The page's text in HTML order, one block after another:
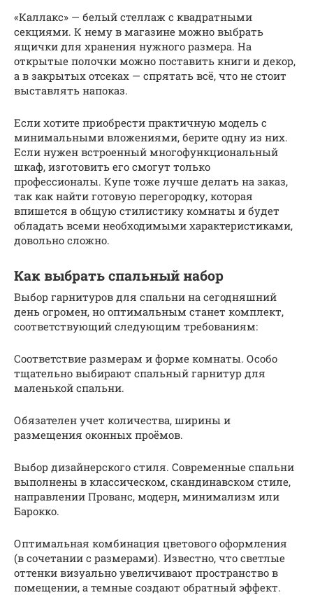
«Каллакс» — белый стеллаж с квадратными
секциями. К нему в магазине можно выбрать
ящички для хранения нужного размера. На
открытые полочки можно поставить книги и декор,
а в закрытых отсеках — спрятать всё, что не стоит
выставлять напоказ.
Если хотите приобрести практичную модель с
минимальными вложениями, берите одну из них.
Если нужен встроенный многофункциональный
шкаф, изготовить его смогут только
профессионалы. Купе тоже лучше делать на заказ,
так как найти готовую перегородку, которая
впишется в общую стилистику комнаты и будет
обладать всеми необходимыми характеристиками,
довольно сложно.
Как выбрать спальный набор
Выбор гарнитуров для спальни на сегодняшний
день огромен, но оптимальным станет комплект,
соответствующий следующим требованиям:
Соответствие размерам и форме комнаты. Особо
тщательно выбирают спальный гарнитур для
маленькой спальни.
Обязателен учет количества, ширины и
размещения оконных проёмов.
Выбор дизайнерского стиля. Современные спальни
выполнены в классическом, скандинавском стиле,
направлении Прованс, модерн, минимализм или
Барокко.
Оптимальная комбинация цветового оформления
(в сочетании с размерами). Известно, что светлые
оттенки визуально увеличивают пространство в
помещении, а темные создают обратный эффект.